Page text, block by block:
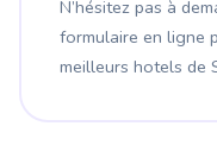
N’hésitez pas à
formulaire en ligne
meilleurs hotels de